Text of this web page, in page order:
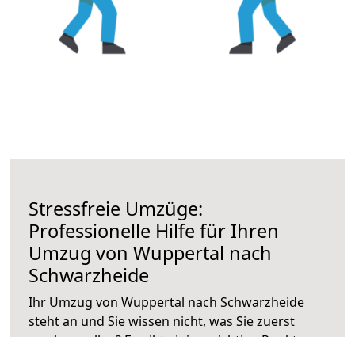
Stressfreie Umzüge:
Professionelle Hilfe für Ihren
Umzug von Wuppertal nach
Schwarzheide
Ihr Umzug von Wuppertal nach Schwarzheide
steht an und Sie wissen nicht, was Sie zuerst